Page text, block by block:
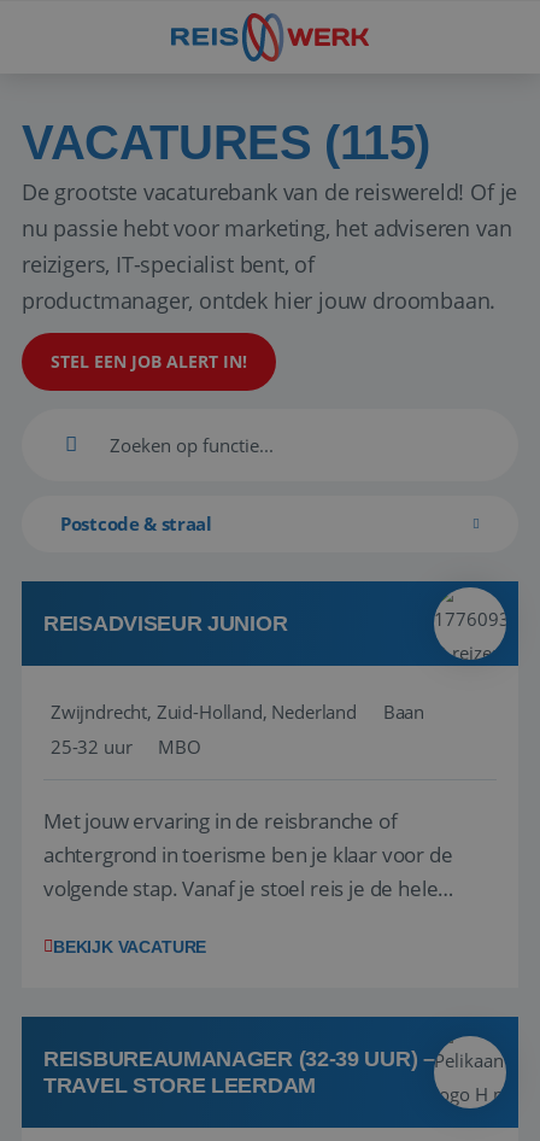
VACATURES (115)
De grootste vacaturebank van de reiswereld! Of je
nu passie hebt voor marketing, het adviseren van
reizigers, IT-specialist bent, of
productmanager, ontdek hier jouw droombaan.
STEL EEN JOB ALERT IN!
Postcode & straal
REISADVISEUR JUNIOR
Zwijndrecht, Zuid-Holland, Nederland
Baan
25-32 uur
MBO
Met jouw ervaring in de reisbranche of
achtergrond in toerisme ben je klaar voor de
volgende stap. Vanaf je stoel reis je de hele
wensen van je team, je klant en wat er in de
klanten te overtuigen om die droomreis te
boeken! ...
BEKIJK VACATURE
REISBUREAUMANAGER (32-39 UUR) –
TRAVEL STORE LEERDAM